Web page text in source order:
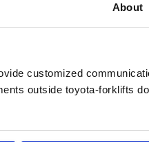
About
customized
outside toyota-forklifts
B transport tussen 2 stations
een aantal haltes op de
met meer dan één
type voertuig gebruiken